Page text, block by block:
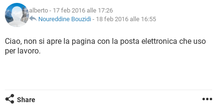
TIKTOK
HARDWARE
INSTAGRAM
TIKTOK
HARDWARE
INTRATTENIMENTO
iOS WINDOWS 10
INSTAGRAM WHATSAPP
TIKTOK
COVID-19
INTRATTENIMENTO
iOS WINDOWS 10
HARDWARE
GLOSSARIO
COVID-19
INTRATTENIMENTO
TIKTOK
alberto - 17 feb 2016 alle 17:26
Noureddine Bouzidi - 18 feb 2016 alle 16:55
Ciao, non si apre la pagina con la posta elettronica che uso
per lavoro.
Share